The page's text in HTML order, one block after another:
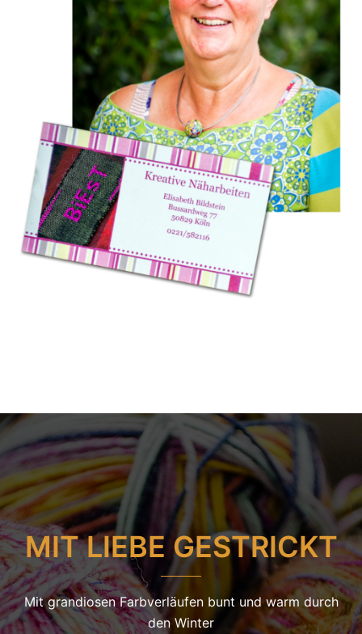
MIT LIEBE GESTRICKT
Mit grandiosen Farbverläufen bunt und warm durch
den Winter